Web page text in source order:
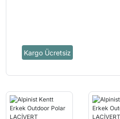
Kargo Ücretsiz